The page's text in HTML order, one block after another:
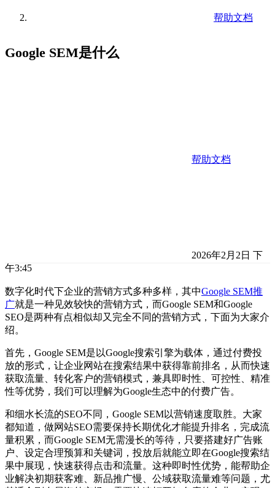
帮助文档
Google SEM是什么
帮助文档
2026年2月2日 下
午3:45
数字化时代下企业的营销方式多种多样，其中Google SEM推
广就是一种见效较快的营销方式，而Google SEM和Google
SEO是两种有点相似却又完全不同的营销方式，下面为大家介
绍。
首先，Google SEM是以Google搜索引擎为载体，通过付费投
放的形式，让企业网站在搜索结果中获得靠前排名，从而快速
获取流量、转化客户的营销模式，兼具即时性、可控性、精准
性等优势，我们可以理解为Google生态中的付费广告。
和细水长流的SEO不同，Google SEM以营销速度取胜。大家
都知道，做网站SEO需要保持长期优化才能提升排名，完成流
量积累，而Google SEM无需漫长的等待，只要搭建好广告账
户、设定合理预算和关键词，投放后就能立即在Google搜索结
果中展现，快速获得点击和流量。这种即时性优势，能帮助企
业解决初期获客难、新品推广慢、公域获取流量难等问题，尤